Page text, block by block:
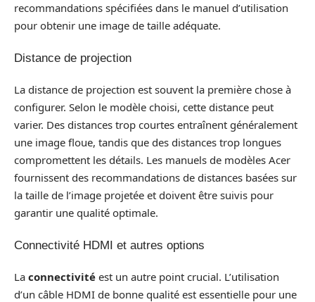
recommandations spécifiées dans le manuel d’utilisation
pour obtenir une image de taille adéquate.
Distance de projection
La distance de projection est souvent la première chose à
configurer. Selon le modèle choisi, cette distance peut
varier. Des distances trop courtes entraînent généralement
une image floue, tandis que des distances trop longues
compromettent les détails. Les manuels de modèles Acer
fournissent des recommandations de distances basées sur
la taille de l’image projetée et doivent être suivis pour
garantir une qualité optimale.
Connectivité HDMI et autres options
La connectivité est un autre point crucial. L’utilisation
d’un câble HDMI de bonne qualité est essentielle pour une